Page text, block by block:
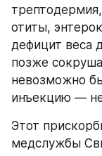
отиты,
дефицит веса
позже
невозможно
инъекцию —
Этот
медслужбы